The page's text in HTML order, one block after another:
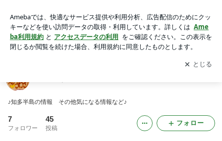
アプリをダウンロードして ブログの更新通知
を受け取りまし
ょう。
開く
♪知多半島の情報 その他気になる情報など♪
7
フォロワー
45
投稿
フォロー